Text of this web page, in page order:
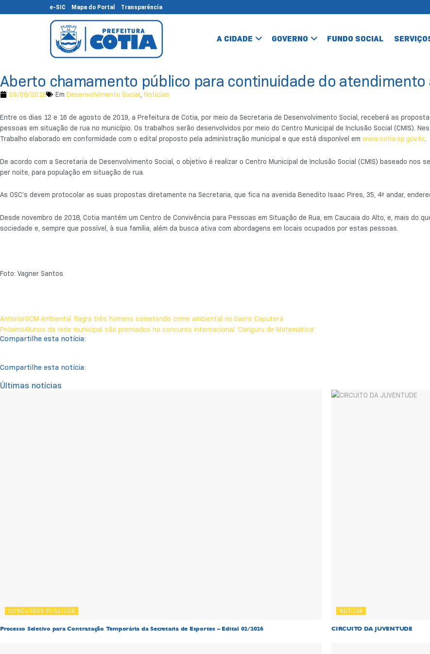
e-SIC Mapa do Portal Transparência
A CIDADE GOVERNO FUNDO SOCIAL
Aberto chamamento público para continuidade do atendimento
09/08/2019 Em Desenvolvimento Social, Notícias
Entre os dias 12 e 16 de agosto de 2019, a Prefeitura de Cotia, por meio da Secretaria de Desenvolvimento Social, receberá as
pessoas em situação de rua no município. Os trabalhos serão desenvolvidos por meio do Centro Municipal de Inclusão Social (CMIS).
Trabalho elaborado em conformidade com o edital proposto pela administração municipal e que está disponível em www.cotia.sp.gov.br.
De acordo com a Secretaria de Desenvolvimento Social, o objetivo é realizar o Centro Municipal de Inclusão Social (CMIS) baseado nos
per noite, para população em situação de rua.
As OSC’s devem protocolar as suas propostas diretamente na Secretaria, que fica na avenida Benedito Isaac Pires, 35, 4º andar,
Desde novembro de 2018, Cotia mantém um Centro de Convivência para Pessoas em Situação de Rua, em Caucaia do Alto, e, mais do
sociedade e, sempre que possível, à sua família, além da busca ativa com abordagens em locais ocupados por estas pessoas.
Foto: Vagner Santos
AnteriorGCM Ambiental flagra três homens cometendo crime ambiental no bairro Caputera
PróximoAlunos da rede municipal são premiados no concurso internacional ‘Canguru de Matemática’
Compartilhe esta notícia:
Compartilhe esta notícia:
Últimas notícias
CONCURSOS PÚBLICOS
Processo Seletivo para Contratação Temporária da Secretaria de Esportes – Edital 02/2026
NOTÍCIA
CIRCUITO DA JUVENTUDE